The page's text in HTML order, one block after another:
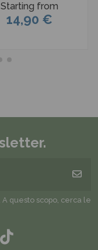
Starting from
14,90 €
questo scopo, cerca le